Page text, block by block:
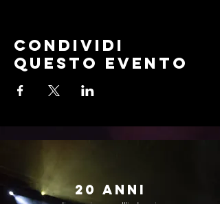
Condividi
questo evento
20 anni